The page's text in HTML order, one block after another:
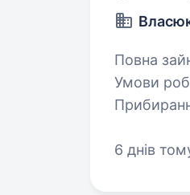
Повна зайнятість. Вимоги:
Умови роботи: З 6.00 до 15.00 Перерва на обід
6 днів